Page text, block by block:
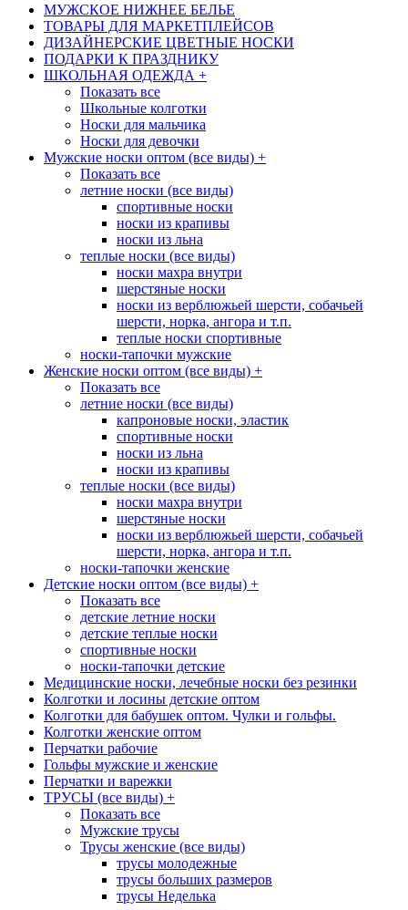
МУЖСКОЕ НИЖНЕЕ БЕЛЬЕ
ТОВАРЫ ДЛЯ МАРКЕТПЛЕЙСОВ
ДИЗАЙНЕРСКИЕ ЦВЕТНЫЕ НОСКИ
ПОДАРКИ К ПРАЗДНИКУ
ШКОЛЬНАЯ ОДЕЖДА +
Показать все
Школьные колготки
Носки для мальчика
Носки для девочки
Мужские носки оптом (все виды) +
Показать все
летние носки (все виды)
спортивные носки
носки из крапивы
носки из льна
теплые носки (все виды)
носки махра внутри
шерстяные носки
носки из верблюжьей шерсти, собачьей
шерсти, норка, ангора и т.п.
теплые носки спортивные
носки-тапочки мужские
Женские носки оптом (все виды) +
Показать все
летние носки (все виды)
капроновые носки, эластик
спортивные носки
носки из льна
носки из крапивы
теплые носки (все виды)
носки махра внутри
шерстяные носки
носки из верблюжьей шерсти, собачьей
шерсти, норка, ангора и т.п.
носки-тапочки женские
Детские носки оптом (все виды) +
Показать все
детские летние носки
детские теплые носки
спортивные носки
носки-тапочки детские
Медицинские носки, лечебные носки без резинки
Колготки и лосины детские оптом
Колготки для бабушек оптом. Чулки и гольфы.
Колготки женские оптом
Перчатки рабочие
Гольфы мужские и женские
Перчатки и варежки
ТРУСЫ (все виды) +
Показать все
Мужские трусы
Трусы женские (все виды)
трусы молодежные
трусы больших размеров
трусы Неделька